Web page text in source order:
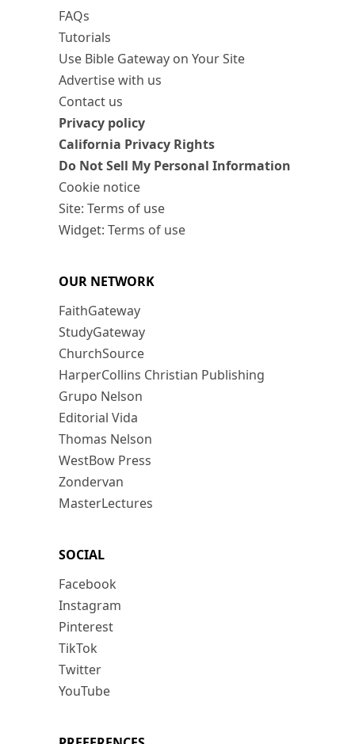
FAQs
Tutorials
Use Bible Gateway on Your Site
Advertise with us
Contact us
Privacy policy
California Privacy Rights
Do Not Sell My Personal Information
Cookie notice
Site: Terms of use
Widget: Terms of use
OUR NETWORK
FaithGateway
StudyGateway
ChurchSource
HarperCollins Christian Publishing
Grupo Nelson
Editorial Vida
Thomas Nelson
WestBow Press
Zondervan
MasterLectures
SOCIAL
Facebook
Instagram
Pinterest
TikTok
Twitter
YouTube